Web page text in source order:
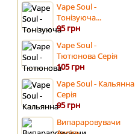
Vape Soul -
Тонізуюча...
95 грн
Vape Soul -
Тютюнова Серія
105 грн
Vape Soul - Кальянна
Серія
95 грн
Випараровувачи